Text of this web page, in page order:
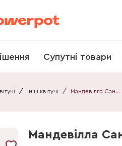
Супутні товари
/ Інші квітучі / Мандевілла Санні Пінк
Мандевілла